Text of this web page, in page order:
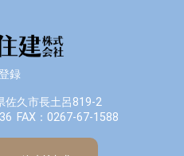
録
佐久市長土呂819-2
FAX：0267-67-1588